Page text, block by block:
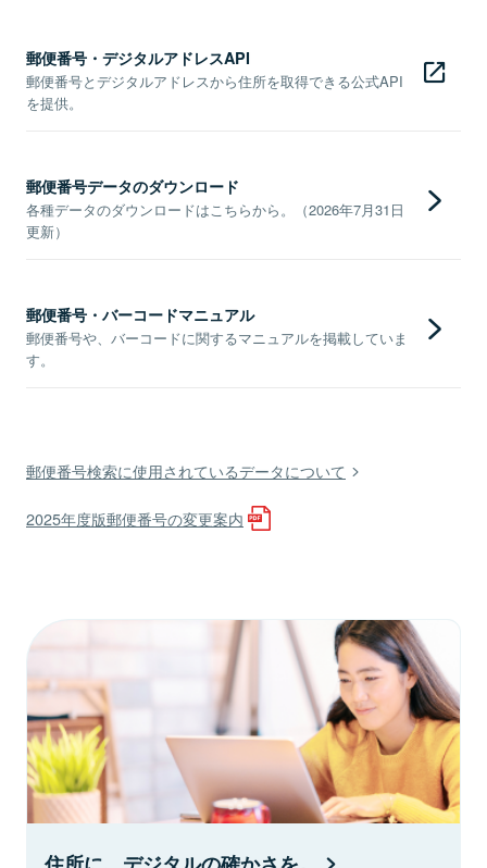
郵便番号・デジタルアドレスAPI
郵便番号とデジタルアドレスから住所を取得できる公式API
を提供。
郵便番号データのダウンロード
各種データのダウンロードはこちらから。（2026年7月31日
更新）
郵便番号・バーコードマニュアル
郵便番号や、バーコードに関するマニュアルを掲載していま
す。
郵便番号検索に使用されているデータについて
2025年度版郵便番号の変更案内